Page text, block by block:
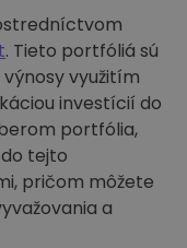
. Tieto portfóliá sú
využitím
investícií do
portfólia,
tejto
pričom môžete
a